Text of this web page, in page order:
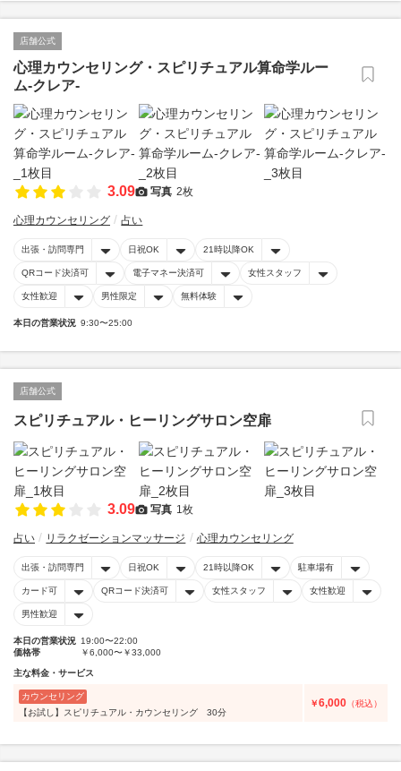
店舗公式
心理カウンセリング・スピリチュアル算命学ルー
ム-クレア-
3.09 写真 2枚
心理カウンセリング 占い
出張・訪問専門 日祝OK 21時以降OK
QRコード決済可 電子マネー決済可 女性スタッフ
女性歓迎 男性限定 無料体験
本日の営業状況 9:30〜25:00
店舗公式
スピリチュアル・ヒーリングサロン空扉
3.09 写真 1枚
占い リラクゼーションマッサージ 心理カウンセリング
出張・訪問専門 日祝OK 21時以降OK 駐車場有
カード可 QRコード決済可 女性スタッフ 女性歓迎
男性歓迎
本日の営業状況 19:00〜22:00
価格帯
￥6,000〜￥33,000
主な料金・サービス
カウンセリング
【お試し】スピリチュアル・カウンセリング 30分
￥6,000 （税込）